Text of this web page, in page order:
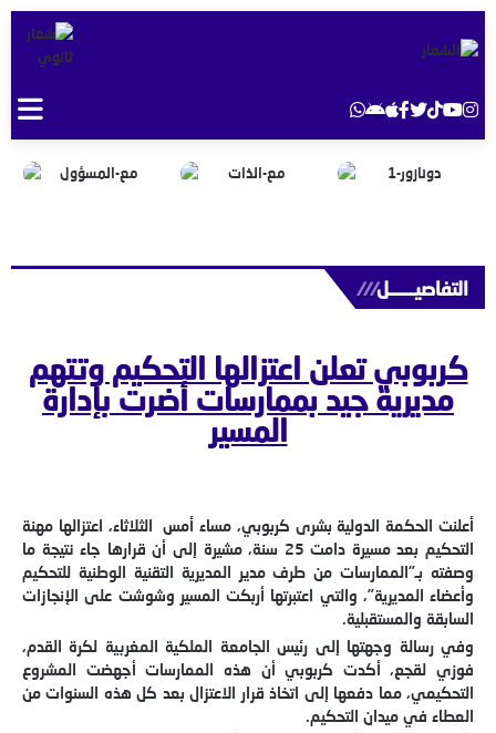
التفاصيــــــل///
كربوبي تعلن اعتزالها التحكيم وتتهم
مديرية جيد بممارسات أضرت بإدارة
المسير
أعلنت الحكمة الدولية بشرى كربوبي، مساء أمس الثلاثاء، اعتزالها مهنة
التحكيم بعد مسيرة دامت 25 سنة، مشيرة إلى أن قرارها جاء نتيجة ما
وصفته بـ”الممارسات من طرف مدير المديرية التقنية الوطنية للتحكيم
وأعضاء المديرية”، والتي اعتبرتها أربكت المسير وشوشت على الإنجازات
السابقة والمستقبلية.
وفي رسالة وجهتها إلى رئيس الجامعة الملكية المغربية لكرة القدم،
فوزي لقجع، أكدت كربوبي أن هذه الممارسات أجهضت المشروع
التحكيمي، مما دفعها إلى اتخاذ قرار الاعتزال بعد كل هذه السنوات من
العطاء في ميدان التحكيم.